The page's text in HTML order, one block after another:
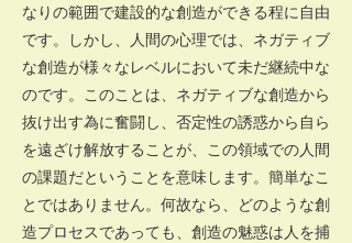
なりの範囲で建設的な創造ができる程に自由
です。しかし、人間の心理では、ネガティブ
な創造が様々なレベルにおいて未だ継続中な
のです。このことは、ネガティブな創造から
抜け出す為に奮闘し、否定性の誘惑から自ら
を遠ざけ解放することが、この領域での人間
の課題だということを意味します。簡単なこ
とではありません。何故なら、どのような創
造プロセスであっても、創造の魅惑は人を捕